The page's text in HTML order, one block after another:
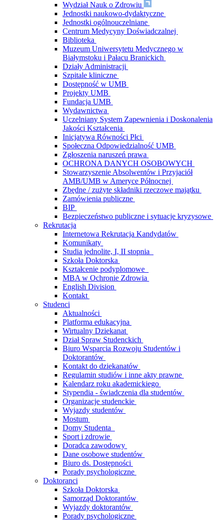
Wydział Nauk o Zdrowiu
Jednostki naukowo-dydaktyczne
Jednostki ogólnouczelniane
Centrum Medycyny Doświadczalnej
Biblioteka
Muzeum Uniwersytetu Medycznego w
Białymstoku i Pałacu Branickich
Działy Administracji
Szpitale kliniczne
Dostępność w UMB
Projekty UMB
Fundacja UMB
Wydawnictwa
Uczelniany System Zapewnienia i Doskonalenia
Jakości Kształcenia
Inicjatywa Równości Płci
Społeczna Odpowiedzialność UMB
Zgłoszenia naruszeń prawa
OCHRONA DANYCH OSOBOWYCH
Stowarzyszenie Absolwentów i Przyjaciół
AMB/UMB w Ameryce Północnej
Zbędne / zużyte składniki rzeczowe majątku
Zamówienia publiczne
BIP
Bezpieczeństwo publiczne i sytuacje kryzysowe
Rekrutacja
Internetowa Rekrutacja Kandydatów
Komunikaty
Studia jednolite, I, II stopnia
Szkoła Doktorska
Kształcenie podyplomowe
MBA w Ochronie Zdrowia
English Division
Kontakt
Studenci
Aktualności
Platforma edukacyjna
Wirtualny Dziekanat
Dział Spraw Studenckich
Biuro Wsparcia Rozwoju Studentów i
Doktorantów
Kontakt do dziekanatów
Regulamin studiów i inne akty prawne
Kalendarz roku akademickiego
Stypendia - świadczenia dla studentów
Organizacje studenckie
Wyjazdy studentów
Mostum
Domy Studenta
Sport i zdrowie
Doradca zawodowy
Dane osobowe studentów
Biuro ds. Dostępności
Porady psychologiczne
Doktoranci
Szkoła Doktorska
Samorząd Doktorantów
Wyjazdy doktorantów
Porady psychologiczne